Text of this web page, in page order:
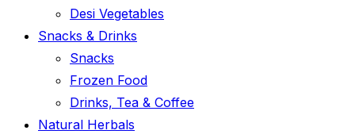
Desi Vegetables
Snacks & Drinks
Snacks
Frozen Food
Drinks, Tea & Coffee
Natural Herbals